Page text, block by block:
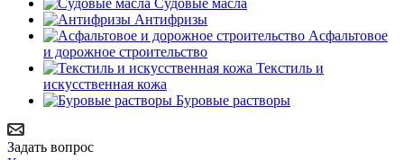
Антифризы
Асфальтовое
и дорожное строительство
Текстиль и
искусственная кожа
Буровые растворы
Задать вопрос